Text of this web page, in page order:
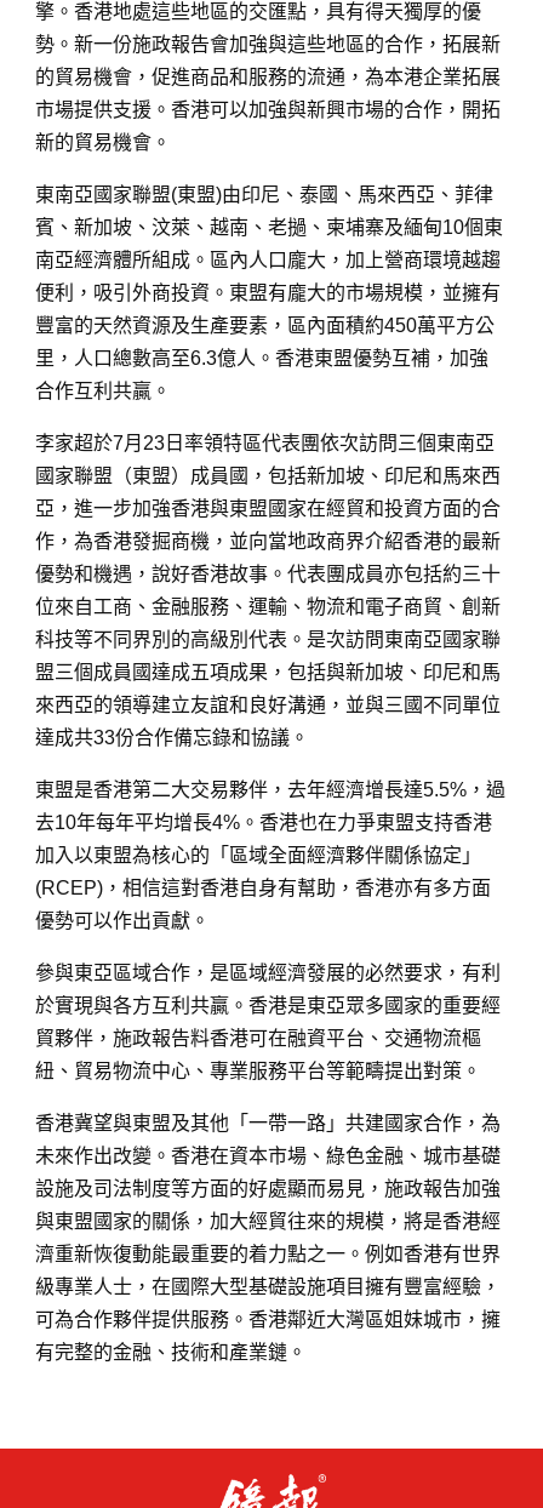
擎。香港地處這些地區的交匯點，具有得天獨厚的優
勢。新一份施政報告會加強與這些地區的合作，拓展新
的貿易機會，促進商品和服務的流通，為本港企業拓展
市場提供支援。香港可以加強與新興市場的合作，開拓
新的貿易機會。
東南亞國家聯盟(東盟)由印尼、泰國、馬來西亞、菲律
賓、新加坡、汶萊、越南、老撾、柬埔寨及緬甸10個東
南亞經濟體所組成。區內人口龐大，加上營商環境越趨
便利，吸引外商投資。東盟有龐大的市場規模，並擁有
豐富的天然資源及生產要素，區內面積約450萬平方公
里，人口總數高至6.3億人。香港東盟優勢互補，加強
合作互利共贏。
李家超於7月23日率領特區代表團依次訪問三個東南亞
國家聯盟（東盟）成員國，包括新加坡、印尼和馬來西
亞，進一步加強香港與東盟國家在經貿和投資方面的合
作，為香港發掘商機，並向當地政商界介紹香港的最新
優勢和機遇，說好香港故事。代表團成員亦包括約三十
位來自工商、金融服務、運輸、物流和電子商貿、創新
科技等不同界別的高級別代表。是次訪問東南亞國家聯
盟三個成員國達成五項成果，包括與新加坡、印尼和馬
來西亞的領導建立友誼和良好溝通，並與三國不同單位
達成共33份合作備忘錄和協議。
東盟是香港第二大交易夥伴，去年經濟增長達5.5%，過
去10年每年平均增長4%。香港也在力爭東盟支持香港
加入以東盟為核心的「區域全面經濟夥伴關係協定」
(RCEP)，相信這對香港自身有幫助，香港亦有多方面
優勢可以作出貢獻。
參與東亞區域合作，是區域經濟發展的必然要求，有利
於實現與各方互利共贏。香港是東亞眾多國家的重要經
貿夥伴，施政報告料香港可在融資平台、交通物流樞
紐、貿易物流中心、專業服務平台等範疇提出對策。
香港冀望與東盟及其他「一帶一路」共建國家合作，為
未來作出改變。香港在資本市場、綠色金融、城市基礎
設施及司法制度等方面的好處顯而易見，施政報告加強
與東盟國家的關係，加大經貿往來的規模，將是香港經
濟重新恢復動能最重要的着力點之一。例如香港有世界
級專業人士，在國際大型基礎設施項目擁有豐富經驗，
可為合作夥伴提供服務。香港鄰近大灣區姐妹城市，擁
有完整的金融、技術和產業鏈。